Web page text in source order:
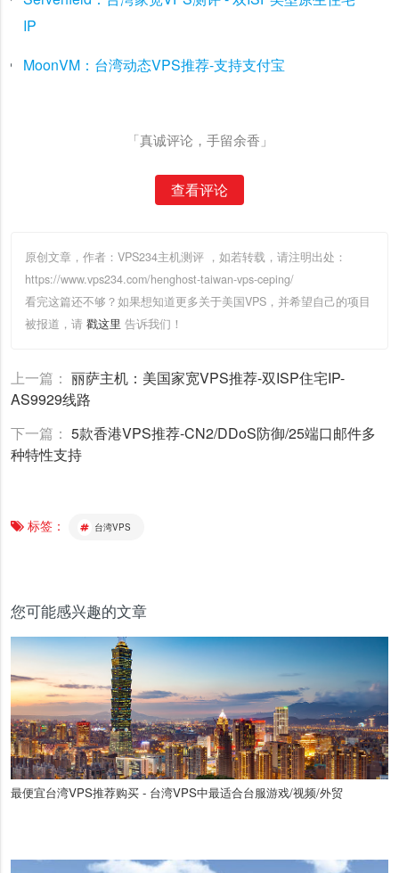
IP
MoonVM：台湾动态VPS推荐-支持支付宝
「真诚评论，手留余香」
查看评论
原创文章，作者：VPS234主机测评 ，如若转载，请注明出处：
https://www.vps234.com/henghost-taiwan-vps-ceping/
看完这篇还不够？如果想知道更多关于美国VPS，并希望自己的项目
被报道，请 戳这里 告诉我们！
上一篇： 丽萨主机：美国家宽VPS推荐-双ISP住宅IP-
AS9929线路
下一篇： 5款香港VPS推荐-CN2/DDoS防御/25端口邮件多
种特性支持
标签： 台湾VPS
您可能感兴趣的文章
最便宜台湾VPS推荐购买 - 台湾VPS中最适合台服游戏/视频/外贸